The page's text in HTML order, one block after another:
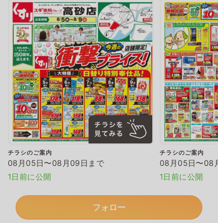
チラシのご案内
08月05日〜08月09日まで
1日前に公開
チラシのご案内
08月05日〜08
1日前に公開
フォロー